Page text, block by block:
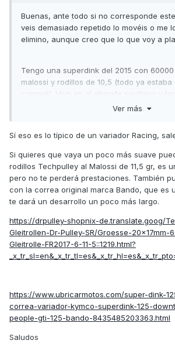
Buenas, ante todo si no corresponde
veis demasiado repetido lo movéis o me
elimino, aunque creo que lo que voy a
Tengo una superdink del 2015 con
malossi y rodillos de 10,5 (todo ya estaba
compré). Vivo en el aljarafe sevillano y
un perico pronunciadas por donde ir a
acelera muy pronto. También me
que mayormente hago) vaya algo menos
He barajado dos posibilidades; cambiar
poner variador original con rodillos
aconsejar lo agradecería.
Ver más
Sí eso es lo típico de un variador Racing,
Si quieres que vaya un poco más suave
rodillos Techpulley al Malossi de 11,5 gr, es
pero no te perderá prestaciones. También
con la correa original marca Bando, que es
te dará un desarrollo un poco más largo.
https://drpulley-shopnix-de.translate.goog/
Gleitrollen-Dr-Pulley-SR/Groesse-20x17mm-
Gleitrolle-FR2017-6-11-5::1219.html?
https://www.ubricarmotos.com/super-dink-
correa-variador-kymco-superdink-125-
people-gti-125-bando-8435485203363.html
Saludos